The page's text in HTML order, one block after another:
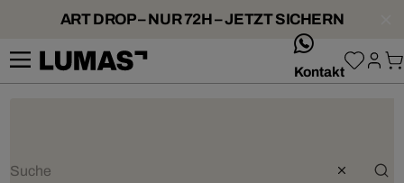
ART DROP – NUR 72H – JETZT SICHERN
Kontakt